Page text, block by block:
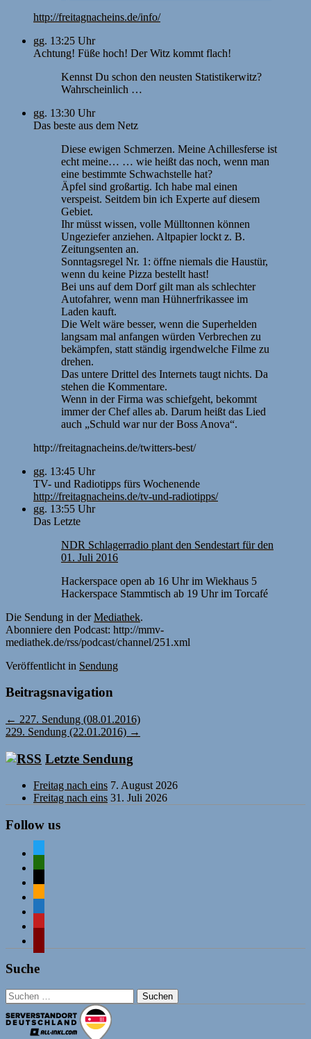
http://freitagnacheins.de/info/
gg. 13:25 Uhr
Achtung! Füße hoch! Der Witz kommt flach!
Kennst Du schon den neusten Statistikerwitz?
Wahrscheinlich …
gg. 13:30 Uhr
Das beste aus dem Netz
Diese ewigen Schmerzen. Meine Achillesferse ist
echt meine… … wie heißt das noch, wenn man
eine bestimmte Schwachstelle hat?
Äpfel sind großartig. Ich habe mal einen
verspeist. Seitdem bin ich Experte auf diesem
Gebiet.
Ihr müsst wissen, volle Mülltonnen können
Ungeziefer anziehen. Altpapier lockt z. B.
Zeitungsenten an.
Sonntagsregel Nr. 1: öffne niemals die Haustür,
wenn du keine Pizza bestellt hast!
Bei uns auf dem Dorf gilt man als schlechter
Autofahrer, wenn man Hühnerfrikassee im
Laden kauft.
Die Welt wäre besser, wenn die Superhelden
langsam mal anfangen würden Verbrechen zu
bekämpfen, statt ständig irgendwelche Filme zu
drehen.
Das untere Drittel des Internets taugt nichts. Da
stehen die Kommentare.
Wenn in der Firma was schiefgeht, bekommt
immer der Chef alles ab. Darum heißt das Lied
auch „Schuld war nur der Boss Anova“.
http://freitagnacheins.de/twitters-best/
gg. 13:45 Uhr
TV- und Radiotipps fürs Wochenende
http://freitagnacheins.de/tv-und-radiotipps/
gg. 13:55 Uhr
Das Letzte
NDR Schlagerradio plant den Sendestart für den
01. Juli 2016
Hackerspace open ab 16 Uhr im Wiekhaus 5
Hackerspace Stammtisch ab 19 Uhr im Torcafé
Die Sendung in derMediathek.
Abonniere den Podcast: http://mmv-
mediathek.de/rss/podcast/channel/251.xml
Veröffentlicht in Sendung
Beitragsnavigation
← 227. Sendung (08.01.2016)
229. Sendung (22.01.2016) →
Letzte Sendung
Freitag nach eins 7. August 2026
Freitag nach eins 31. Juli 2026
Follow us
Suche
Suchen
nach: